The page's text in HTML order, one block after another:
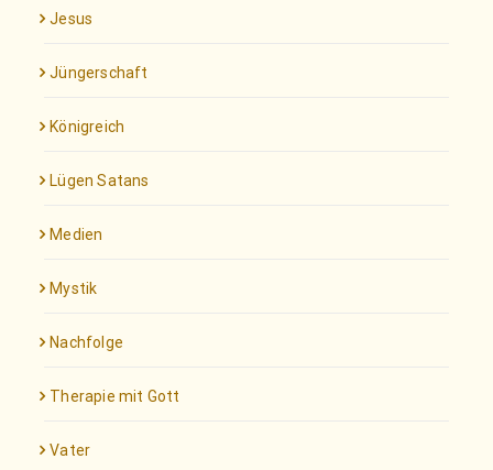
Jesus
Jüngerschaft
Königreich
Lügen Satans
Medien
Mystik
Nachfolge
Therapie mit Gott
Vater